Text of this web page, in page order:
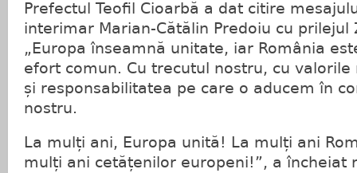
Prefectul Teofil Cioarbă a dat citire
interimar Marian-Cătălin Predoiu cu prilejul
„Europa înseamnă unitate, iar România
efort comun. Cu trecutul nostru, cu valorile
și responsabilitatea pe care o aducem în
nostru.
La mulți ani, Europa unită! La mulți ani
mulți ani cetățenilor europeni!”, a încheiat